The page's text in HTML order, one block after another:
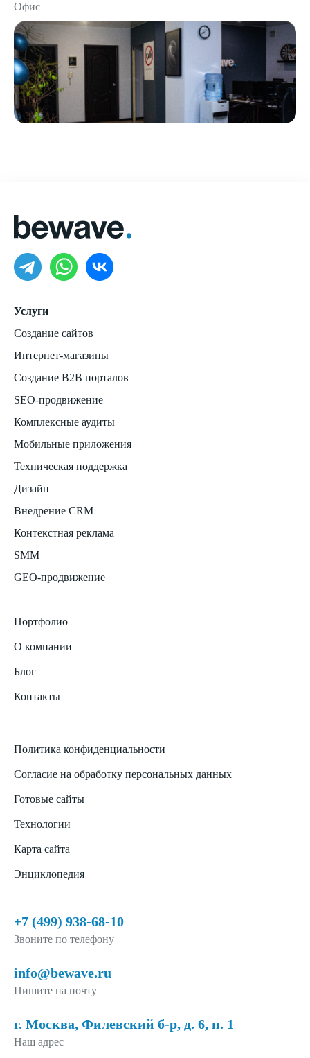
Офис
Услуги
Создание сайтов
Интернет-магазины
Создание B2B порталов
SEO-продвижение
Комплексные аудиты
Мобильные приложения
Техническая поддержка
Дизайн
Внедрение CRM
Контекстная реклама
SMM
GEO-продвижение
Портфолио
О компании
Блог
Контакты
Политика конфиденциальности
Согласие на обработку персональных данных
Готовые сайты
Технологии
Карта сайта
Энциклопедия
+7 (499) 938-68-10
Звоните по телефону
info@bewave.ru
Пишите на почту
г. Москва, Филевский б-р, д. 6, п. 1
Наш адрес